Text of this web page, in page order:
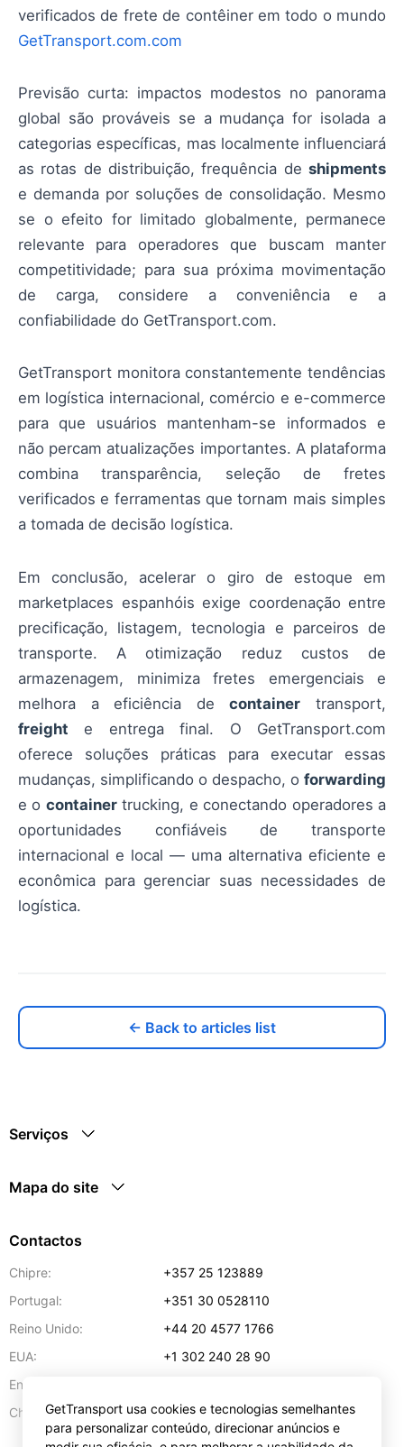
verificados de frete de contêiner em todo o mundo
GetTransport.com.com
Previsão curta: impactos modestos no panorama
global são prováveis se a mudança for isolada a
categorias específicas, mas localmente influenciará
as rotas de distribuição, frequência de shipments
e demanda por soluções de consolidação. Mesmo
se o efeito for limitado globalmente, permanece
relevante para operadores que buscam manter
competitividade; para sua próxima movimentação
de carga, considere a conveniência e a
confiabilidade do GetTransport.com.
GetTransport monitora constantemente tendências
em logística internacional, comércio e e-commerce
para que usuários mantenham-se informados e
não percam atualizações importantes. A plataforma
combina transparência, seleção de fretes
verificados e ferramentas que tornam mais simples
a tomada de decisão logística.
Em conclusão, acelerar o giro de estoque em
marketplaces espanhóis exige coordenação entre
precificação, listagem, tecnologia e parceiros de
transporte. A otimização reduz custos de
armazenagem, minimiza fretes emergenciais e
melhora a eficiência decontainer transport,
freight e entrega final. O GetTransport.com
oferece soluções práticas para executar essas
mudanças, simplificando o despacho, o forwarding
e o containertrucking, e conectando operadores a
oportunidades confiáveis de transporte
internacional e local — uma alternativa eficiente e
econômica para gerenciar suas necessidades de
logística.
← Back to articles list
Serviços
Mapa do site
Contactos
Chipre:
+357 25 123889
Portugal:
+351 30 0528110
Reino Unido:
+44 20 4577 1766
EUA:
+1 302 240 28 90
Endereço de e-mail:
Chipre:
57 Spyrou Kyprianou,Lárnaca 6051
GetTransport usa cookies e tecnologias semelhantes
para personalizar conteúdo, direcionar anúncios e